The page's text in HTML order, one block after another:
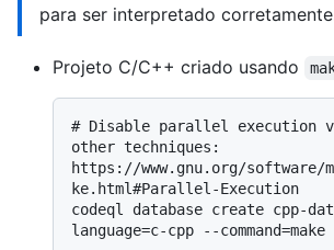
para ser interpretado
Projeto C/C++ criado usando
# Disable parallel
other techniques:
https://www.gnu.org/software/
ke.html#Parallel-Execution
codeql database create cpp-